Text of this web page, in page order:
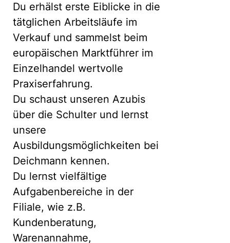
Du erhälst erste Eiblicke in die
tätglichen Arbeitsläufe im
Verkauf und sammelst beim
europäischen Marktführer im
Einzelhandel wertvolle
Praxiserfahrung.
Du schaust unseren Azubis
über die Schulter und lernst
unsere
Ausbildungsmöglichkeiten bei
Deichmann kennen.
Du lernst vielfältige
Aufgabenbereiche in der
Filiale, wie z.B.
Kundenberatung,
Warenannahme,